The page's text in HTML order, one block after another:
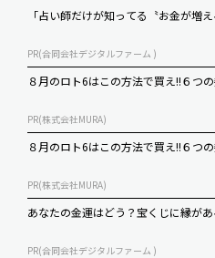
「占い師だけが知ってる〝お金が増
PR(合同会社デジタルファーム )
８月のロト6はこの方法で買え!!６つ
PR(株式会社MURA)
８月のロト6はこの方法で買え!!６つ
PR(株式会社MURA)
あなたの金運はどう？宝くじに縁が
PR(合同会社デジタルファーム )